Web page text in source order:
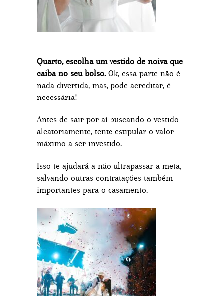
Quarto, escolha um vestido de noiva que
caiba no seu bolso.Ok, essa parte não é
nada divertida, mas, pode acreditar, é
necessária!
Antes de sair por aí buscando o vestido
aleatoriamente, tente estipular o valor
máximo a ser investido.
Isso te ajudará a não ultrapassar a meta,
salvando outras contratações também
importantes para o casamento.